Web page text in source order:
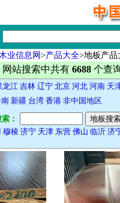
业信息网>产品大全>地板产品
搜索中共有 6688 个查
龙江 吉林 辽宁 北京 河北 河南 天
新疆 台湾 香港 非中国地区
：
穆棱 济宁 天津 东营 佛山 临沂 济